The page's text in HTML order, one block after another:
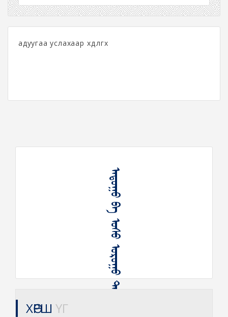
адуугаа услахаар хөдөлгөх
ᠠᠳᠤᠭᠤ ᠪᠠ ᠤᠰᠤ ᠤᠷᠤᠭᠤ ᠲᠠᠭᠤᠬᠤ
ХӨРШ ҮГ